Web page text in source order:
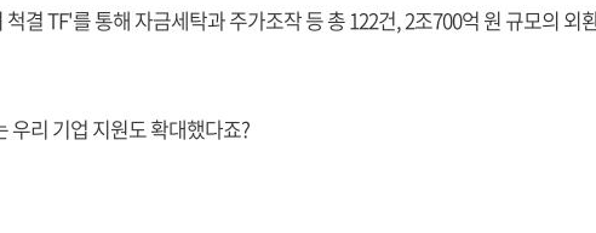
결 TF'를 통해 자금세탁과 주가조작 등 총 122건, 2조700억 원 규모의 외
우리 기업 지원도 확대했다죠?